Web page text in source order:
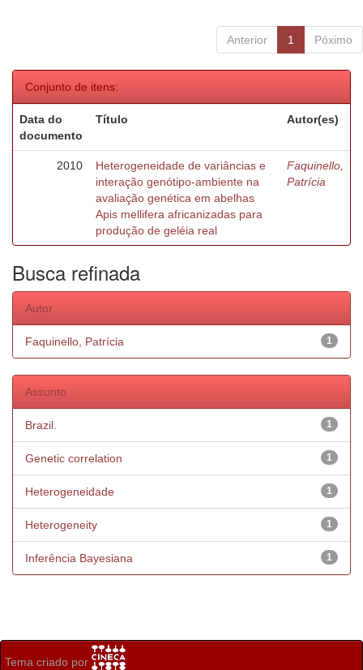
Anterior 1 Póximo
Conjunto de itens:
Data do
documento
Título Autor(es)
2010
Heterogeneidade de variâncias e
interação genótipo-ambiente na
avaliação genética em abelhas
Apis mellifera africanizadas para
produção de geléia real
Faquinello,
Patrícia
Busca refinada
Autor
1
Faquinello, Patrícia
Assunto
1
Brazil.
1
Genetic correlation
1
Heterogeneidade
1
Heterogeneity
1
Inferência Bayesiana
Tema criado por